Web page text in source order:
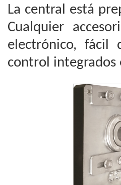
La central está
Cualquier
electrónico, fácil
control integrados